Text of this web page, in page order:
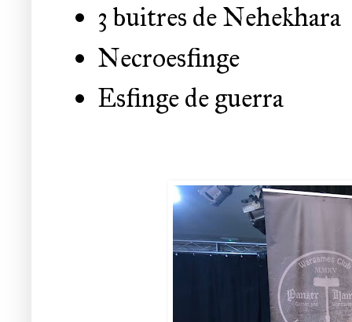
3 buitres de Nehekhara
Necroesfinge
Esfinge de guerra